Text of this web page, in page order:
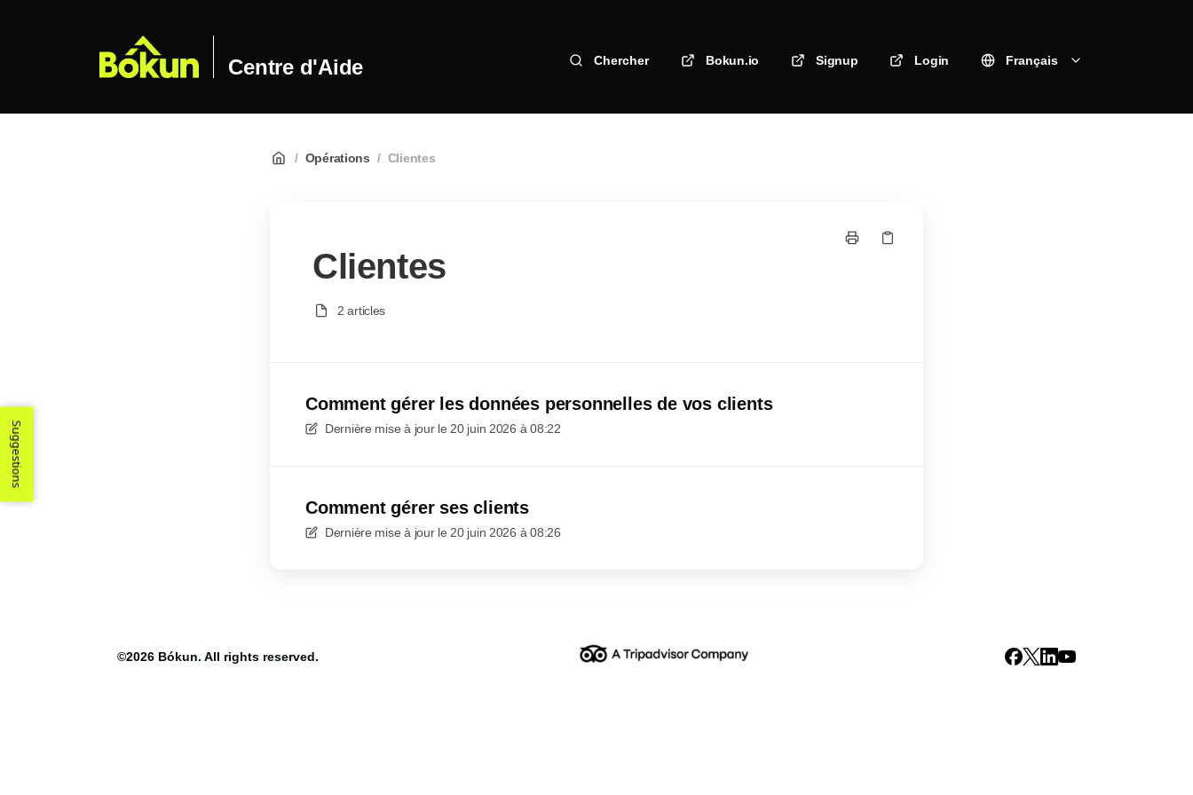
Centre d'Aide Chercher Bokun.io Signup Login Français
/ Opérations / Clientes
Clientes
2 articles
Comment gérer les données personnelles de vos clients
Dernière mise à jour le 20 juin 2026 à 08:22
Comment gérer ses clients
Dernière mise à jour le 20 juin 2026 à 08:26
©2026 Bókun. All rights reserved.
Suggestions